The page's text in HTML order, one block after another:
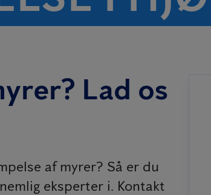
Lad os
af myrer? Så er du
eksperter i. Kontakt